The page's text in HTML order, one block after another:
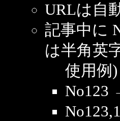
URLは自
記事中に
は半角英
使用例)
No123